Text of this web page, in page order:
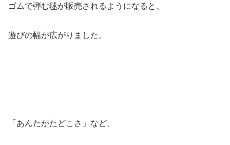
ゴムで弾む毬が販売されるようになると、
遊びの幅が広がりました。
「あんたがたどこさ」など、